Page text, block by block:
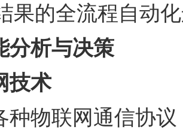
果的全流程自动
分析与决策
技术
种物联网通信协议